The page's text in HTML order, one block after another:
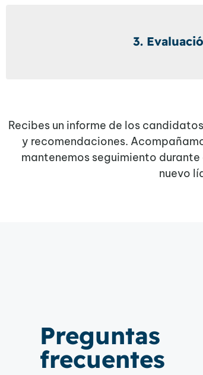
3.
Recibes un informe de los
y recomendaciones.
mantenemos seguimiento
nuevo
Preguntas ​
frecuentes